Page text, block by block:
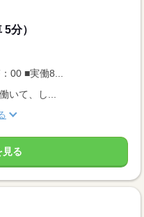
分）
00 ■実働8...
いて、し...
見る